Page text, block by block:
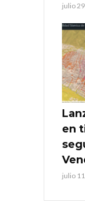
julio
en
julio